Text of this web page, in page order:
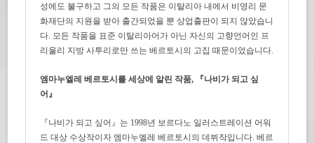
성에도 불구하고 그의 모든 작품은 이탈리아 내에서 비영리 문
화재단의 지원을 받아 출간되었을 뿐 상업출판이 되지 않았습니
다. 모든 작품을 표준 이탈리아어가 아닌 자신의 고향언어인 프
리울리 지방 사투리로만 쓰는 베르토시의 고집 때문이었습니다.
엠마누엘레 베르토시를 세상에 알린 작품, 『나비가 되고 싶
어』
『나비가 되고 싶어』는 1998년 보르다노 일러스트레이션 어워
드 대상 수상작이자 엠마누엘레 베르토시의 데뷔작입니다. 베르